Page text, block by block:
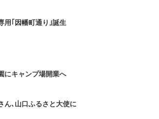
用｢因幡町通り｣誕生
にキャンプ場開業へ
ん､山口ふるさと大使に